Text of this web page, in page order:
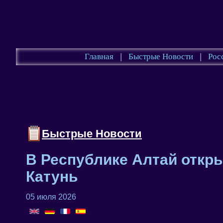
Главная | Быстрые Новости |
Быстрые Новости
В Республике Алтай
Катунь
05 июля 2026